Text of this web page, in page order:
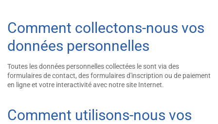
Comment collectons-nous vos
données personnelles
Toutes les données personnelles collectées le sont via des
formulaires de contact, des formulaires d'inscription ou de paiement
en ligne et votre interactivité avec notre site Internet.
Comment utilisons-nous vos